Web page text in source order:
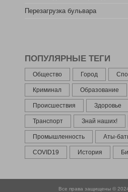
Перезагрузка бульвара
ПОПУЛЯРНЫЕ ТЕГИ
Общество Город
Криминал Образование
Происшествия Здоровье
Транспорт Знай наших!
Промышленность Аты-
COVID19 История
Все права защищены ©